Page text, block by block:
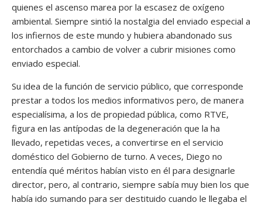
quienes el ascenso marea por la escasez de oxígeno
ambiental. Siempre sintió la nostalgia del enviado especial a
los infiernos de este mundo y hubiera abandonado sus
entorchados a cambio de volver a cubrir misiones como
enviado especial.
Su idea de la función de servicio público, que corresponde
prestar a todos los medios informativos pero, de manera
especialísima, a los de propiedad pública, como RTVE,
figura en las antípodas de la degeneración que la ha
llevado, repetidas veces, a convertirse en el servicio
doméstico del Gobierno de turno. A veces, Diego no
entendía qué méritos habían visto en él para designarle
director, pero, al contrario, siempre sabía muy bien los que
había ido sumando para ser destituido cuando le llegaba el